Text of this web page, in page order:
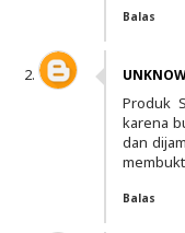
Balas
Produk
karena
dan
Balas